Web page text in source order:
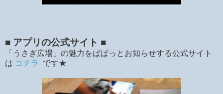
■ アプリの公式サイト ■
「うさぎ広場」の魅力をぱぱっとお知らせする公式サイト
は コチラ です★